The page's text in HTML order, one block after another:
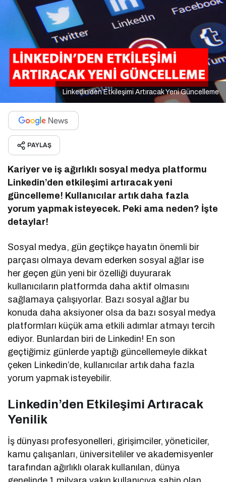
Linkedin’den Etkileşimi Artıracak Yeni Güncelleme
PAYLAŞ
Kariyer ve iş ağırlıklı sosyal medya platformu
Linkedin’den etkileşimi artıracak yeni
güncelleme! Kullanıcılar artık daha fazla
yorum yapmak isteyecek. Peki ama neden? İşte
detaylar!
Sosyal medya, gün geçtikçe hayatın önemli bir
parçası olmaya devam ederken sosyal ağlar ise
her geçen gün yeni bir özelliği duyurarak
kullanıcıların platformda daha aktif olmasını
sağlamaya çalışıyorlar. Bazı sosyal ağlar bu
konuda daha aksiyoner olsa da bazı sosyal medya
platformları küçük ama etkili adımlar atmayı tercih
ediyor. Bunlardan biri de Linkedin! En son
geçtiğimiz günlerde yaptığı güncellemeyle dikkat
çeken Linkedin’de, kullanıcılar artık daha fazla
yorum yapmak isteyebilir.
Linkedin’den Etkileşimi Artıracak
Yenilik
İş dünyası profesyonelleri, girişimciler, yöneticiler,
kamu çalışanları, üniversiteliler ve akademisyenler
tarafından ağırlıklı olarak kullanılan, dünya